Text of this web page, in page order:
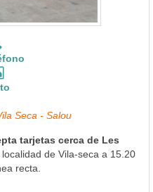
Seca - Salou
tarjetas cerca de Les
localidad de Vila-seca a 15.20
recta.